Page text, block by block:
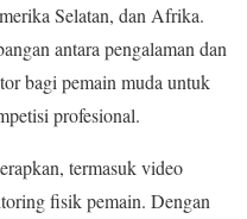
Selatan, dan Afrika.
antara pengalaman dan
bagi pemain muda untuk
profesional.
termasuk video
fisik pemain. Dengan